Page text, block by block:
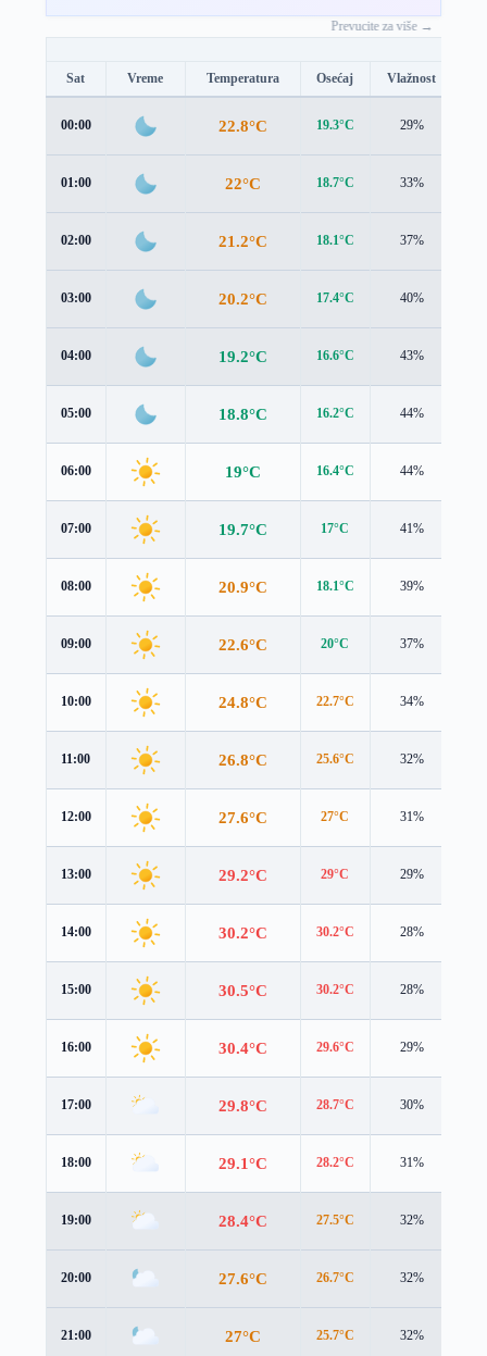
Prevucite za više →
Sat Vreme Temperatura Osećaj Vlažnost
00:00 22.8°C 19.3°C 29%
01:00 22°C 18.7°C 33%
02:00 21.2°C 18.1°C 37%
03:00 20.2°C 17.4°C 40%
04:00 19.2°C 16.6°C 43%
05:00 18.8°C 16.2°C 44%
06:00 19°C 16.4°C 44%
07:00 19.7°C 17°C 41%
08:00 20.9°C 18.1°C 39%
09:00 22.6°C 20°C 37%
10:00 24.8°C 22.7°C 34%
11:00 26.8°C 25.6°C 32%
12:00 27.6°C 27°C 31%
13:00 29.2°C 29°C 29%
14:00 30.2°C 30.2°C 28%
15:00 30.5°C 30.2°C 28%
16:00 30.4°C 29.6°C 29%
17:00 29.8°C 28.7°C 30%
18:00 29.1°C 28.2°C 31%
19:00 28.4°C 27.5°C 32%
20:00 27.6°C 26.7°C 32%
21:00 27°C 25.7°C 32%